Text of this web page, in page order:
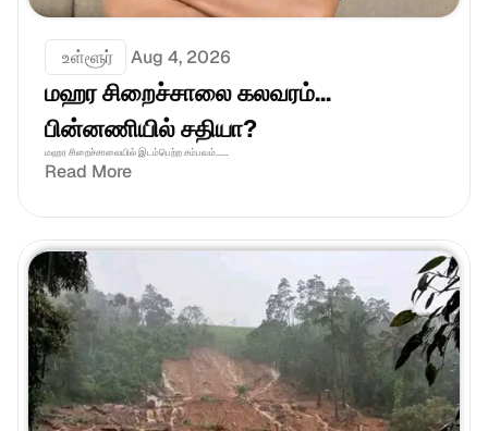
உள்ளூர் Aug 4, 2026
மஹர சிறைச்சாலை கலவரம்...
பின்னணியில் சதியா?
மஹர சிறைச்சாலையில் இடம்பெற்ற சம்பவம்......
Read More